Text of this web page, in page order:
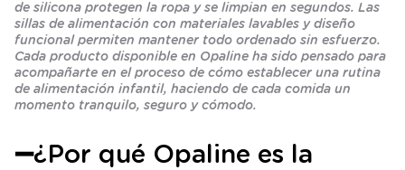
de silicona protegen la ropa y se limpian en segundos. Las
sillas de alimentación con materiales lavables y diseño
funcional permiten mantener todo ordenado sin esfuerzo.
Cada producto disponible en Opaline ha sido pensado para
acompañarte en el proceso de cómo establecer una rutina
de alimentación infantil, haciendo de cada comida un
momento tranquilo, seguro y cómodo.
➖¿Por qué Opaline es la